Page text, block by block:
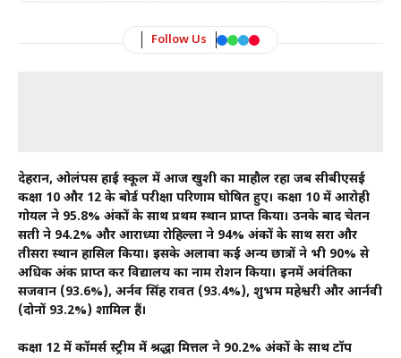
Follow Us
देहरादून, ओलंपस हाई स्कूल में आज खुशी का माहौल रहा जब सीबीएसई
कक्षा 10 और 12 के बोर्ड परीक्षा परिणाम घोषित हुए। कक्षा 10 में आरोही
गोयल ने 95.8% अंकों के साथ प्रथम स्थान प्राप्त किया। उनके बाद चेतन
सती ने 94.2% और आराध्या रोहिल्ला ने 94% अंकों के साथ दूसरा और
तीसरा स्थान हासिल किया। इसके अलावा कई अन्य छात्रों ने भी 90% से
अधिक अंक प्राप्त कर विद्यालय का नाम रोशन किया। इनमें अवंतिका
सजवान (93.6%), अर्नव सिंह रावत (93.4%), शुभम महेश्वरी और आर्नवी
(दोनों 93.2%) शामिल हैं।
कक्षा 12 में कॉमर्स स्ट्रीम में श्रद्धा मित्तल ने 90.2% अंकों के साथ टॉप